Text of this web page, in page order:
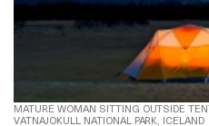
MATURE WOMAN SITTING OUTSIDE
VATNAJOKULL NATIONAL PARK, ICELAND